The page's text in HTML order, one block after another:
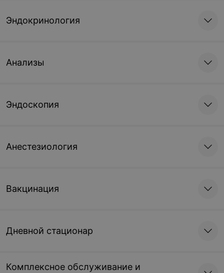
Эндокринология
Анализы
Эндоскопия
Анестезиология
Вакцинация
Дневной стационар
Комплексное обслуживание и